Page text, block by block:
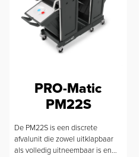
PRO-Matic
PM22S
De PM22S is een discrete
afvalunit die zowel uitklapbaar
als volledig uitneembaar is en...